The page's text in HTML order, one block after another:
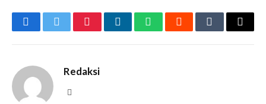
FacebookTwitterPinterestLinkedInWhatsAppRedditTumblrEmail
Redaksi